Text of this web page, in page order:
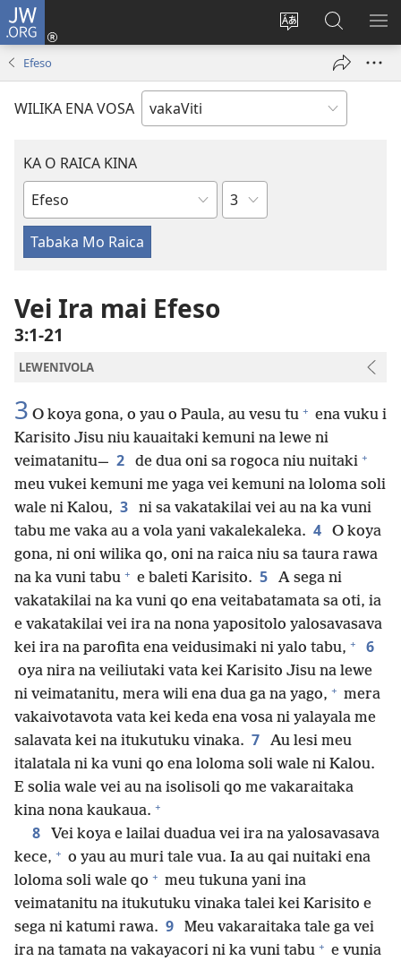
JW.ORG
Veisautaka
Dolava
(opens
Vaqara
ena
JW.ORG
Efeso
WILIKA ENA VOSA
KA O RAICA KINA
iVola
ena
iVolatabu
Wase
Vei Ira mai Efeso
3:1-21
LEWENIVOLA
3 O koya gona, o yau o Paula, au vesu tu + ena vuku i
Karisito Jisu niu kauaitaki kemuni na lewe ni
veimatanitu— 2 de dua oni sa rogoca niu nuitaki +
meu vukei kemuni me yaga vei kemuni na loloma soli
wale ni Kalou, 3
ni sa vakatakilai vei au na ka vuni
tabu me vaka au a vola yani vakalekaleka. 4
O koya
gona, ni oni wilika qo, oni na raica niu sa taura rawa
na ka vuni tabu + e baleti Karisito. 5
A sega ni
vakatakilai na ka vuni qo ena veitabatamata sa oti, ia
e vakatakilai vei ira na nona yapositolo yalosavasava
kei ira na parofita ena veidusimaki ni yalo tabu, + 6
oya nira na veiliutaki vata kei Karisito Jisu na lewe
ni veimatanitu, mera wili ena dua ga na yago, + mera
vakaivotavota vata kei keda ena vosa ni yalayala me
salavata kei na itukutuku vinaka. 7
Au lesi meu
italatala ni ka vuni qo ena loloma soli wale ni Kalou.
E solia wale vei au na isolisoli qo me vakaraitaka
kina nona kaukaua. +
8
Vei koya e lailai duadua vei ira na yalosavasava
kece, + o yau au muri tale vua. Ia au qai nuitaki ena
loloma soli wale qo + meu tukuna yani ina
veimatanitu na itukutuku vinaka talei kei Karisito e
sega ni katumi rawa. 9
Meu vakaraitaka tale ga vei
ira na tamata na vakayacori ni ka vuni tabu + e vunia